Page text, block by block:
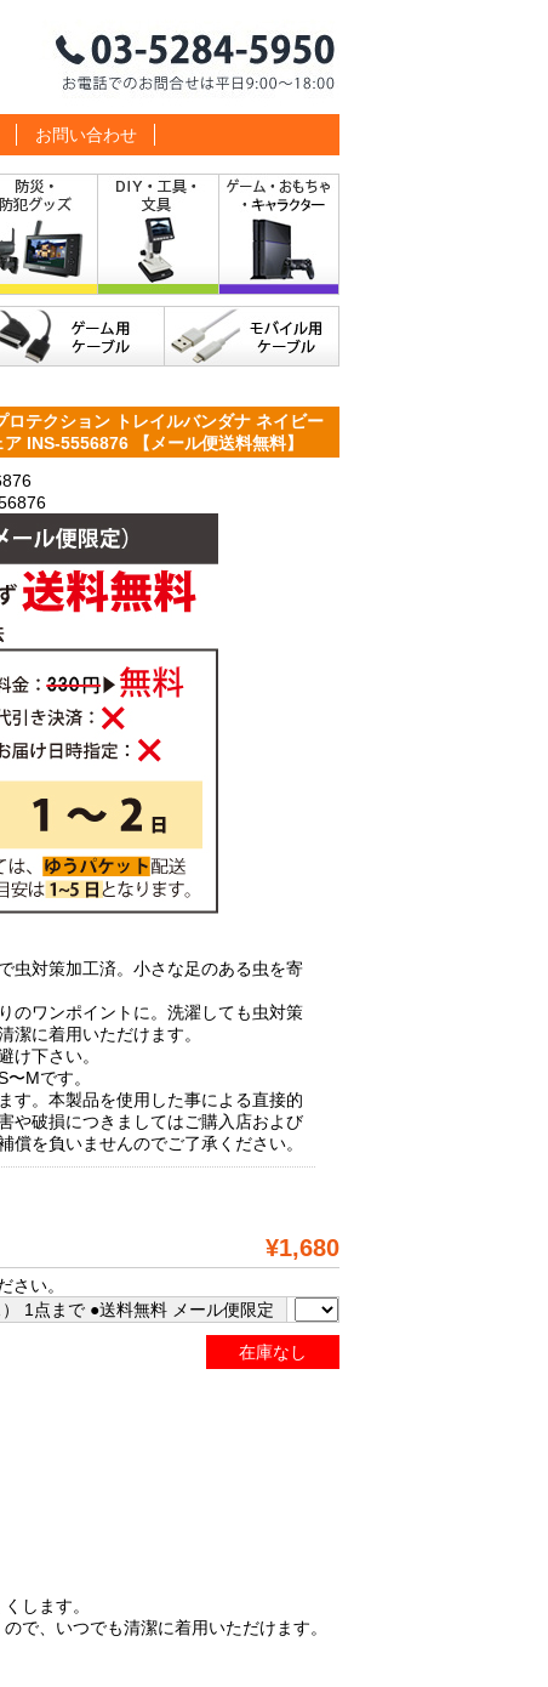
お問い合わせ
ロテクション トレイルバンダナ ネイビー
INS-5556876 【メール便送料無料】
虫対策加工済。小さな足のある虫を寄
のワンポイントに。洗濯しても虫対策
潔に着用いただけます。
け下さい。
Mです。
す。本製品を使用した事による直接的
や破損につきましてはご購入店および
償を負いませんのでご了承ください。
¥1,680
さい。
1点まで ●送料無料 メール便限定
在庫なし
します。
で、いつでも清潔に着用いただけます。